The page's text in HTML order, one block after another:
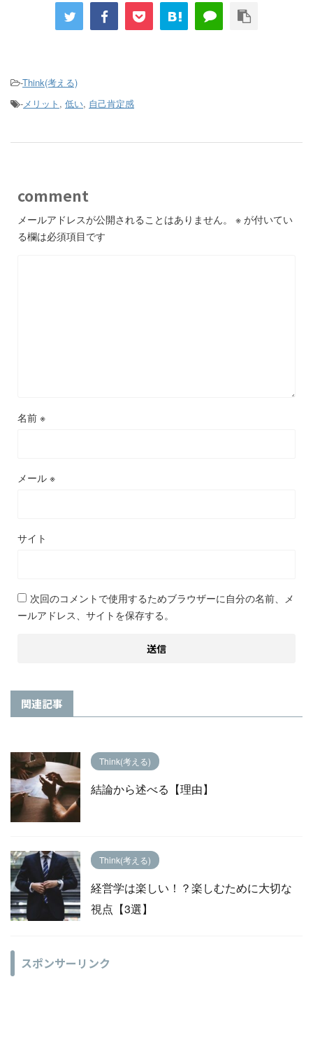
-Think(考える)
-メリット , 低い, 自己肯定感
comment
メールアドレスが公開されることはありません。 ※ が付いてい
る欄は必須項目です
名前 ※
メール ※
サイト
次回のコメントで使用するためブラウザーに自分の名前、メ
ールアドレス、サイトを保存する。
関連記事
Think(考える)
結論から述べる【理由】
Think(考える)
経営学は楽しい！？楽しむために大切な
視点【3選】
スポンサーリンク